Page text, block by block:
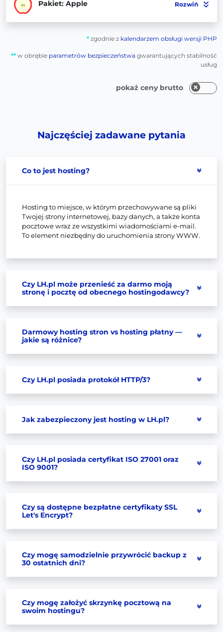
Pakiet: Apple Rozwiń
* zgodnie z kalendarzem obsługi wersji PHP
** w obrębie parametrów bezpieczeństwa gwarantujących stabilność
usług
pokaż ceny brutto
Najczęściej zadawane pytania
Co to jest hosting?
Hosting to miejsce, w którym przechowywane są pliki
Twojej strony internetowej, bazy danych, a także konta
pocztowe wraz ze wszystkimi wiadomościami e-mail.
To element niezbędny do uruchomienia strony WWW.
Czy LH.pl może przenieść za darmo moją
stronę i pocztę od obecnego hostingodawcy?
Darmowy hosting stron vs hosting płatny —
jakie są różnice?
Czy LH.pl posiada protokół HTTP/3?
Jak zabezpieczony jest hosting w LH.pl?
Czy LH.pl posiada certyfikat ISO 27001 oraz
ISO 9001?
Czy są dostępne bezpłatne certyfikaty SSL
Let's Encrypt?
Czy mogę samodzielnie przywrócić backup z
30 ostatnich dni?
Czy mogę założyć skrzynkę pocztową na
swoim hostingu?